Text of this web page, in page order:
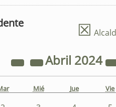
☒
Abril 2024
Mié Jue Vie